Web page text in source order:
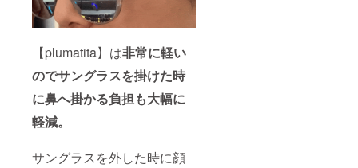
【plumatita】は非常に軽い
のでサングラスを掛けた時
に鼻へ掛かる負担も大幅に
軽減。
サングラスを外した時に顔